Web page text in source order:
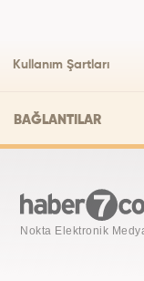
Kullanım Şartları
BAĞLANTILAR
Nokta Elektronik